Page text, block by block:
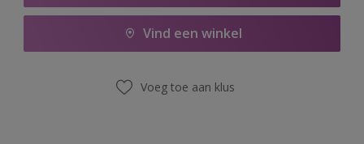
Vind een winkel
Voeg toe aan klus